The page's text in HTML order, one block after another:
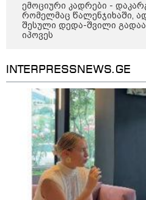
10
აგვისტო
დღის
პროგნოზი
ეს დღე ხელსაყრელია ახალი
პრიორიტეტების
მკაფიოდ მუშაობს, რაც
ემოციური კადრები -
რომელმაც წალენჯიხაში,
შესული დედა-შვილი
იპოვეს
INTERPRESSNEWS.GE